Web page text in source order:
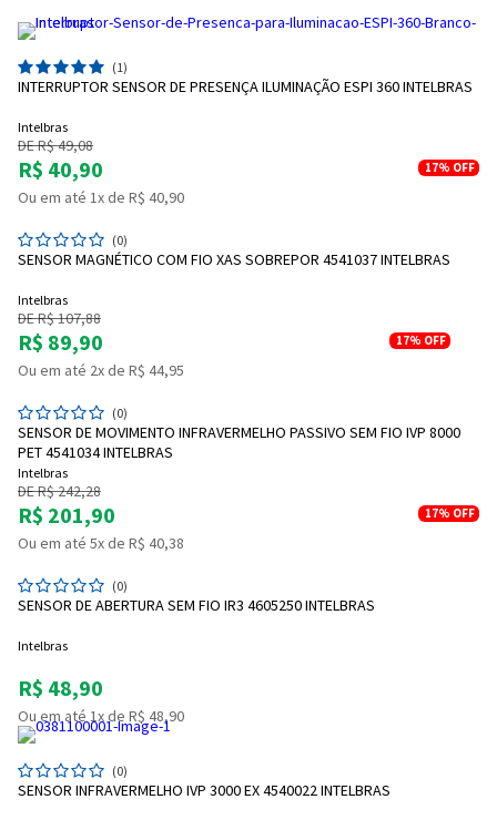
(1)
INTERRUPTOR SENSOR DE PRESENÇA ILUMINAÇÃO ESPI 360 INTELBRAS
Intelbras
DE R$ 49,08
R$ 40,90 17% OFF
Ou em até 1x de R$ 40,90
(0)
SENSOR MAGNÉTICO COM FIO XAS SOBREPOR 4541037 INTELBRAS
Intelbras
DE R$ 107,88
R$ 89,90 17% OFF
Ou em até 2x de R$ 44,95
(0)
SENSOR DE MOVIMENTO INFRAVERMELHO PASSIVO SEM FIO IVP 8000
PET 4541034 INTELBRAS
Intelbras
DE R$ 242,28
R$ 201,90 17% OFF
Ou em até 5x de R$ 40,38
(0)
SENSOR DE ABERTURA SEM FIO IR3 4605250 INTELBRAS
Intelbras
R$ 48,90
Ou em até 1x de R$ 48,90
(0)
SENSOR INFRAVERMELHO IVP 3000 EX 4540022 INTELBRAS